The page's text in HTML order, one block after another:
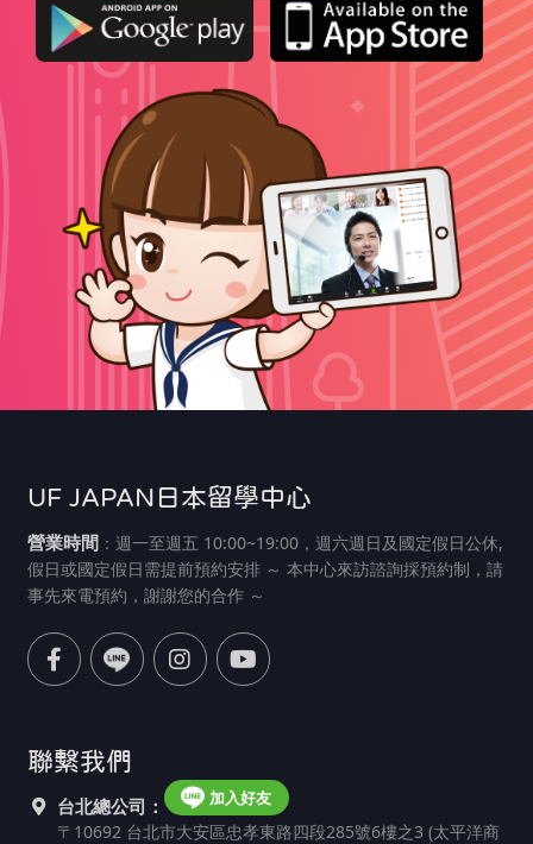
UF JAPAN日本留學中心
營業時間：週一至週五 10:00~19:00，週六週日及國定假日公休,
假日或國定假日需提前預約安排 ～ 本中心來訪諮詢採預約制，請
事先來電預約，謝謝您的合作 ～
聯繫我們
台北總公司： 加入好友
〒10692 台北市大安區忠孝東路四段285號6樓之3 (太平洋商